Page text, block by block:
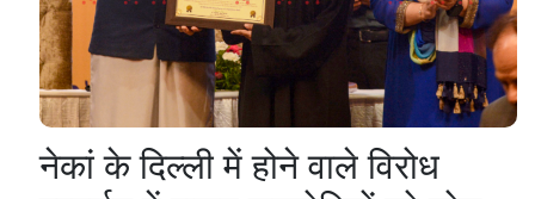
नेकां के दिल्ली में होने वाले विरोध